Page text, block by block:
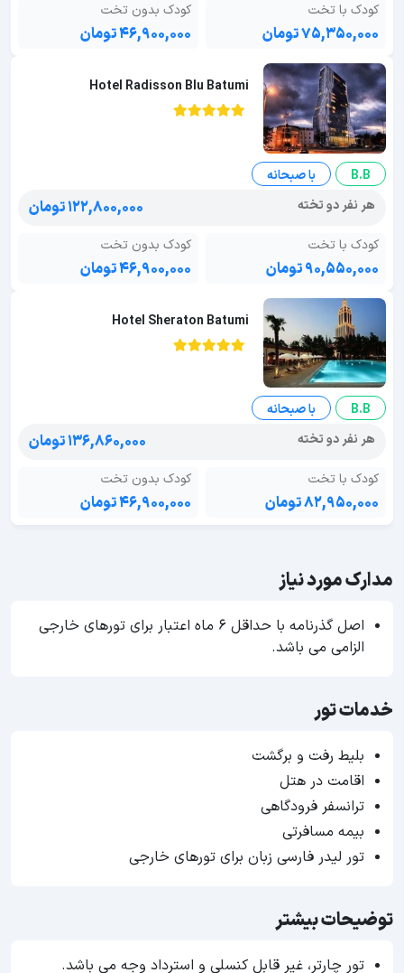
کودک با تخت
۷۵,۳۵۰,۰۰۰ تومان
کودک بدون تخت
۴۶,۹۰۰,۰۰۰ تومان
Hotel Radisson Blu Batumi
B.B
با صبحانه
هر نفر دو تخته
۱۲۲,۸۰۰,۰۰۰ تومان
کودک با تخت
۹۰,۵۵۰,۰۰۰ تومان
کودک بدون تخت
۴۶,۹۰۰,۰۰۰ تومان
Hotel Sheraton Batumi
B.B
با صبحانه
هر نفر دو تخته
۱۳۶,۸۶۰,۰۰۰ تومان
کودک با تخت
۸۲,۹۵۰,۰۰۰ تومان
کودک بدون تخت
۴۶,۹۰۰,۰۰۰ تومان
مدارک مورد نیاز
اصل گذرنامه با حداقل ۶ ماه اعتبار برای تورهای خارجی
الزامی می باشد.
خدمات تور
بلیط رفت و برگشت
اقامت در هتل
ترانسفر فرودگاهی
بیمه مسافرتی
تور لیدر فارسی زبان برای تورهای خارجی
توضیحات بیشتر
تور چارتر، غیر قابل کنسلی و استرداد وجه می باشد.